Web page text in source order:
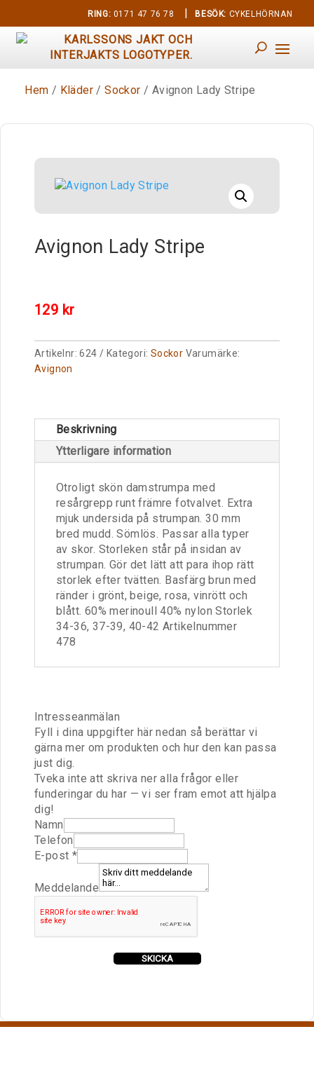
RING: 0171 47 76 78 | BESÖK: CYKELHÖRNAN
Hem / Kläder /Sockor / Avignon Lady Stripe
Avignon Lady Stripe
129 kr
Artikelnr:624 Kategori: Sockor Varumärke:
Avignon
Beskrivning
Ytterligare information
Otroligt skön damstrumpa med
resårgrepp runt främre fotvalvet. Extra
mjuk undersida på strumpan. 30 mm
bred mudd. Sömlös. Passar alla typer
av skor. Storleken står på insidan av
strumpan. Gör det lätt att para ihop rätt
storlek efter tvätten. Basfärg brun med
ränder i grönt, beige, rosa, vinrött och
blått. 60% merinoull 40% nylon Storlek
34-36, 37-39, 40-42 Artikelnummer
478
Intresseanmälan
Fyll i dina uppgifter här nedan så berättar vi
gärna mer om produkten och hur den kan passa
just dig.
Tveka inte att skriva ner alla frågor eller
funderingar du har — vi ser fram emot att hjälpa
dig!
U
R
L
-
o
e
Namn
Telefon
E-post *
Meddelande
SKICKA